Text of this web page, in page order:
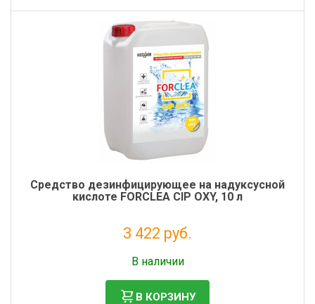
Средство дезинфицирующее на надуксусной
кислоте FORCLEA CIP OXY, 10 л
3 422 руб.
В наличии
В КОРЗИНУ